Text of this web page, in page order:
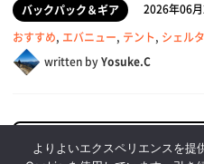
バックパック＆ギア
2026年06
おすすめ, エバニュー, テント, シェル
written byYosuke.C
よりよいエクスペリエンスを提